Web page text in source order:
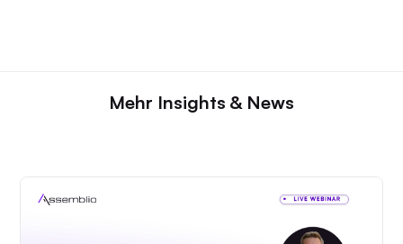
Mehr Insights & News